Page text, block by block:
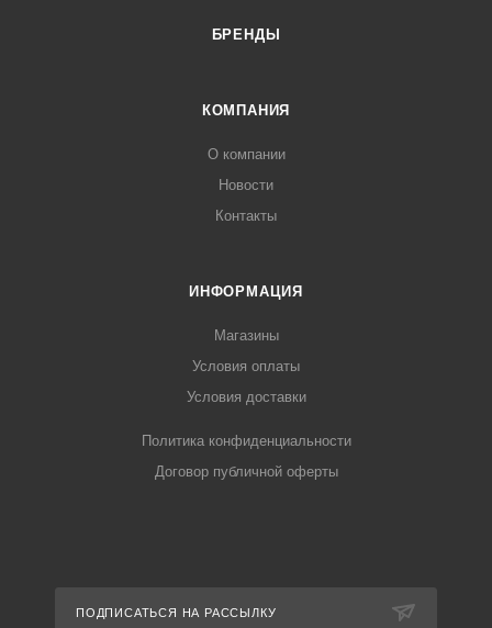
БРЕНДЫ
КОМПАНИЯ
О компании
Новости
Контакты
ИНФОРМАЦИЯ
Магазины
Условия оплаты
Условия доставки
Политика конфиденциальности
Договор публичной оферты
ПОДПИСАТЬСЯ НА РАССЫЛКУ